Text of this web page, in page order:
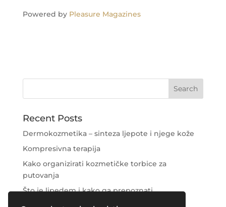
Powered by Pleasure Magazines
Recent Posts
Dermokozmetika – sinteza ljepote i njege kože
Kompresivna terapija
Kako organizirati kozmetičke torbice za
putovanja
Što je lipedem i kako ga prepoznati